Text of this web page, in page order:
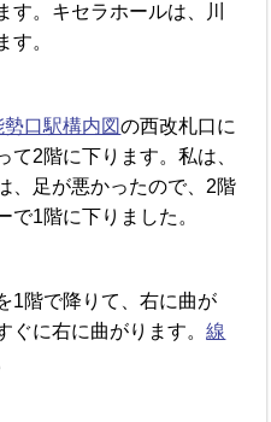
す。キセラホールは、川
す。
勢口駅構内図の西改札口に
て2階に下ります。私は、
、足が悪かったので、2階
で1階に下りました。
1階で降りて、右に曲が
ぐに右に曲がります。線